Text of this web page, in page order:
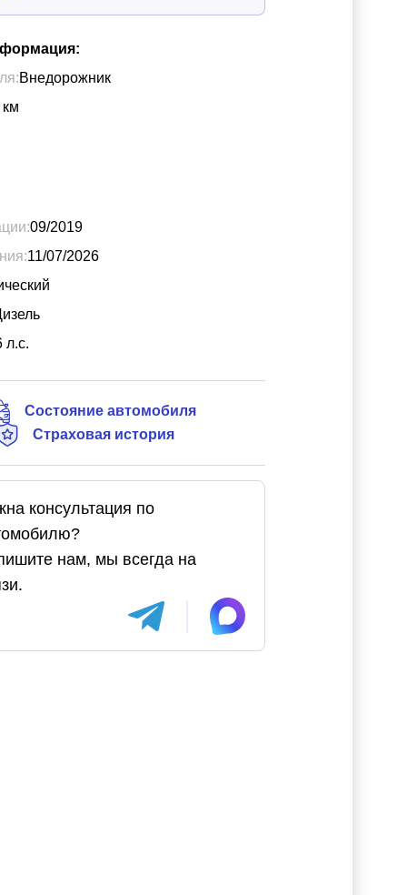
Внедорожник
км
09/2019
11/07/2026
л.с.
Состояние автомобиля
Страховая история
консультация по
нам, мы всегда на